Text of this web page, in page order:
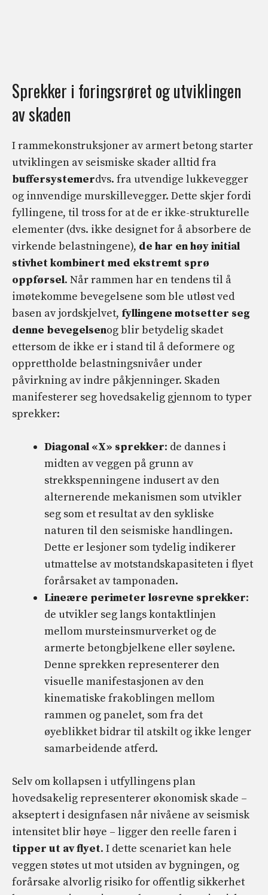
Sprekker i foringsrøret og utviklingen
av skaden
I rammekonstruksjoner av armert betong starter
utviklingen av seismiske skader alltid fra
buffersystemerdvs. fra utvendige lukkevegger
og innvendige murskillevegger. Dette skjer fordi
fyllingene, til tross for at de er ikke-strukturelle
elementer (dvs. ikke designet for å absorbere de
virkende belastningene), de har en høy initial
stivhet kombinert med ekstremt sprø
oppførsel. Når rammen har en tendens til å
imøtekomme bevegelsene som ble utløst ved
basen av jordskjelvet, fyllingene motsetter seg
denne bevegelsenog blir betydelig skadet
ettersom de ikke er i stand til å deformere og
opprettholde belastningsnivåer under
påvirkning av indre påkjenninger. Skaden
manifesterer seg hovedsakelig gjennom to typer
sprekker:
Diagonal «X» sprekker: de dannes i
midten av veggen på grunn av
strekkspenningene indusert av den
alternerende mekanismen som utvikler
seg som et resultat av den sykliske
naturen til den seismiske handlingen.
Dette er lesjoner som tydelig indikerer
utmattelse av motstandskapasiteten i flyet
forårsaket av tamponaden.
Lineære perimeter løsrevne sprekker:
de utvikler seg langs kontaktlinjen
mellom mursteinsmurverket og de
armerte betongbjelkene eller søylene.
Denne sprekken representerer den
visuelle manifestasjonen av den
kinematiske frakoblingen mellom
rammen og panelet, som fra det
øyeblikket bidrar til atskilt og ikke lenger
samarbeidende atferd.
Selv om kollapsen i utfyllingens plan
hovedsakelig representerer økonomisk skade –
akseptert i designfasen når nivåene av seismisk
intensitet blir høye – ligger den reelle faren i
tipper ut av flyet. I dette scenariet kan hele
veggen støtes ut mot utsiden av bygningen, og
forårsake alvorlig risiko for offentlig sikkerhet